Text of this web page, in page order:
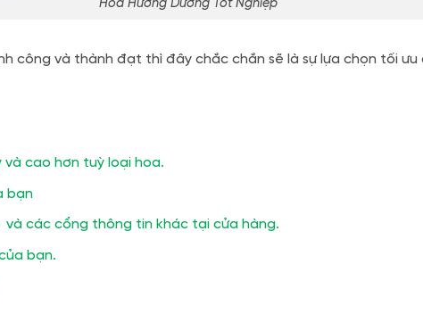
Hoa Hướng Dương Tốt Nghiệp
công và thành đạt thì đây chắc chắn sẽ là sự lựa chọn tối
cao hơn tuỳ loại hoa.
bạn
các cổng thông tin khác tại cửa hàng.
bạn.